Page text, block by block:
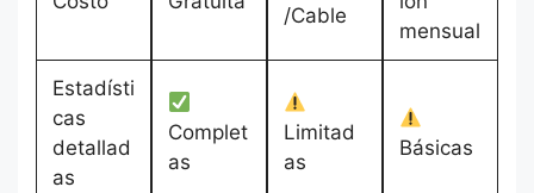
/Cable
mensual
Estadísti
cas
detallad
as
Complet
as
Limitad
as
Básicas